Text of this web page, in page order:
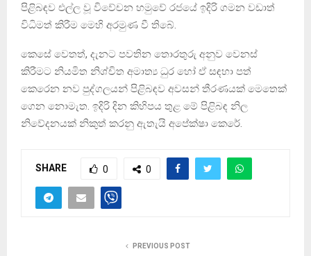
පිළිබඳව එල්ල වූ විවේචන හමුවේ රජයේ ඉදිරි ගමන වඩාත්
විධිමත් කිරීම මෙහි අරමුණ වී තිබේ.
කෙසේ වෙතත්, දැනට පවතින තොරතුරු අනුව වෙනස්
කිරීමට නියමිත නිශ්චිත අමාත්‍ය ධුර හෝ ඒ සඳහා පත්
කෙරෙන නව පුද්ගලයන් පිළිබඳව අවසන් තීරණයක් මෙතෙක්
ගෙන නොමැත. ඉදිරි දින කිහිපය තුළ මේ පිළිබඳ නිල
නිවේදනයක් නිකුත් කරනු ඇතැයි අපේක්ෂා කෙරේ.
SHARE 0 0
PREVIOUS POST